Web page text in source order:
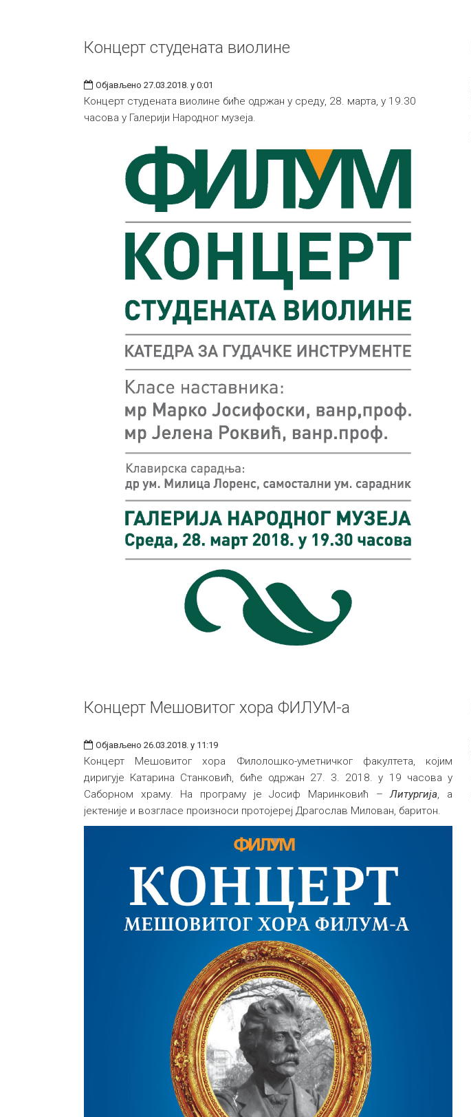
Концерт студената виолине
Објављено 27.03.2018. у 0:01
Концерт студената виолине биће одржан у среду, 28. марта, у 19.30
часова у Галерији Народног музеја.
Концерт Мешовитог хора ФИЛУМ-а
Објављено 26.03.2018. у 11:19
Концерт Мешовитог хора Филолошко-уметничког факултета, којим
диригује Катарина Станковић, биће одржан 27. 3. 2018. у 19 часова у
Саборном храму. На програму је Јосиф Маринковић –Литургија, a
јектеније и возгласе произноси протојереј Драгослав Милован, баритон.